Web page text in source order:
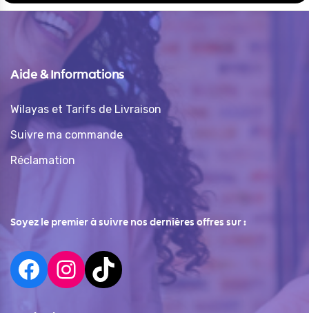
Aide & Informations
Wilayas et Tarifs de Livraison
Suivre ma commande
Réclamation
Soyez le premier à suivre nos dernières offres sur :